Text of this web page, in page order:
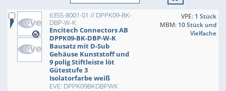
6355-8001-01 // DPPK09-BK-
DBP-W-K
Encitech Connectors AB
DPPK09-BK-DBP-W-K
Bausatz mit D-Sub
Gehäuse Kunststoff und
9 polig Stiftleiste löt
Gütestufe 3
Isolatorfarbe weiß
EVE: DPPK09BKDBPWK
VPE: 1 Stück
MBM: 10 Stück und
Vielfache